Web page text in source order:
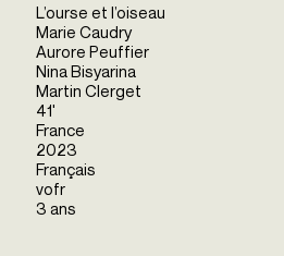
L’ourse et l’oiseau
Marie Caudry
Aurore Peuffier
Nina Bisyarina
Martin Clerget
41'
France
2023
Français
vofr
3 ans